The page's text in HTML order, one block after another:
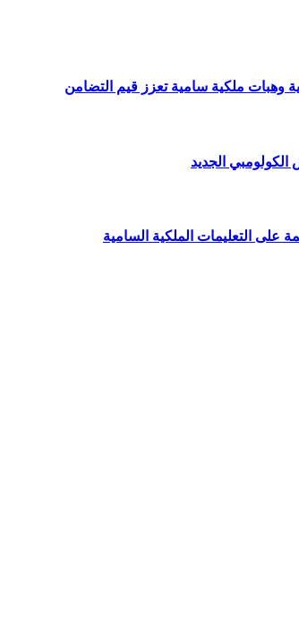
وهبات ملكية سامية تعزز قيم التضامن
الجديد
على التعليمات الملكية السامية